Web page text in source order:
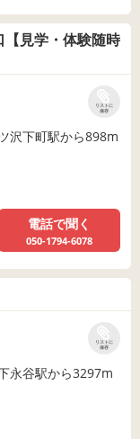
【見学・体験随時
リストに
保存
沢下町駅から898m
電話で聞く
050-1794-6078
リストに
保存
永谷駅から3297m